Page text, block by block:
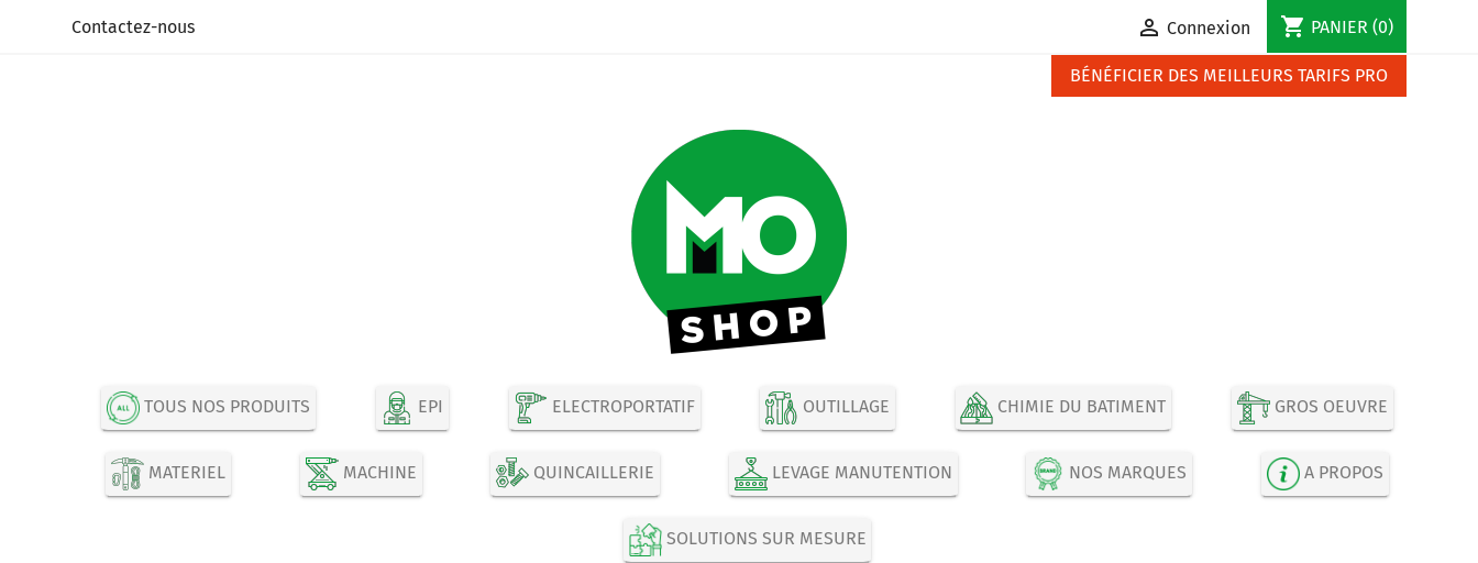
Contactez-nous  Connexion shopping_cart PANIER (0)
BÉNÉFICIER DES MEILLEURS TARIFS PRO
TOUS NOS PRODUITS EPI ELECTROPORTATIF OUTILLAGE CHIMIE DU BATIMENT GROS OEUVRE
MATERIEL MACHINE QUINCAILLERIE LEVAGE MANUTENTION NOS MARQUES A PROPOS
SOLUTIONS SUR MESURE